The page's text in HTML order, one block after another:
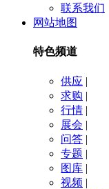
联系我们
网站地图
特色频道
供应 |
求购 |
行情 |
展会 |
问答 |
专题 |
图库 |
视频 |